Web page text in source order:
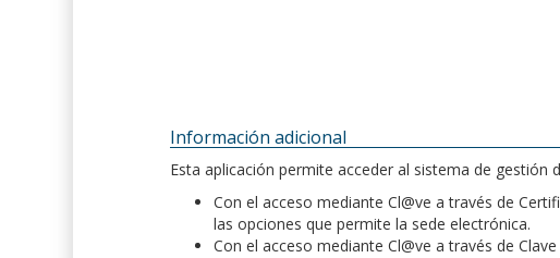
Información adicional
Esta aplicación permite acceder al sistema de gestión
Con el acceso mediante Cl@ve a través de
las opciones que permite la sede electrónica.
Con el acceso mediante Cl@ve a través de